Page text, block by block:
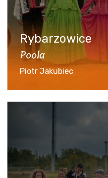
Rybarzowice
Poola
Piotr Jakubiec